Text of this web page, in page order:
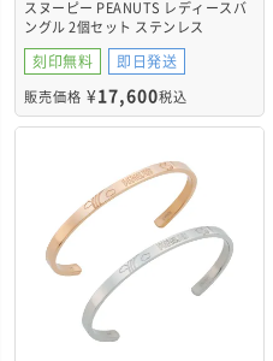
スヌーピー PEANUTS レディースバ
ングル 2個セット ステンレス
PNST003SV&PNST003SV
刻印無料 即日発送
販売価格 ¥17,600税込